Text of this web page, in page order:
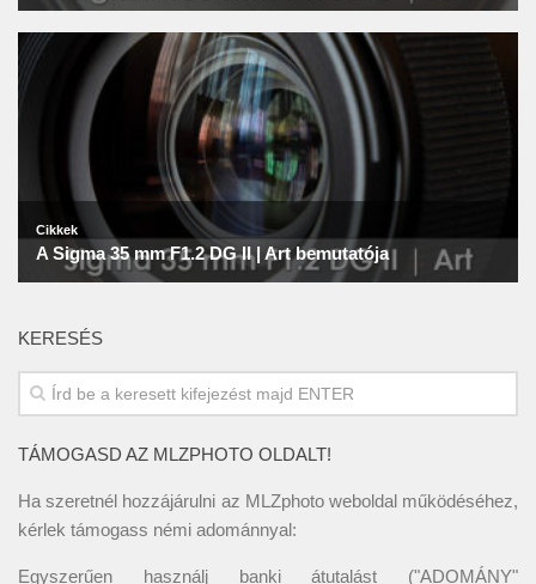
KERESÉS
TÁMOGASD AZ MLZPHOTO OLDALT!
Ha szeretnél hozzájárulni az MLZphoto weboldal működéséhez,
kérlek támogass némi adománnyal:
Egyszerűen használj banki átutalást ("ADOMÁNY"